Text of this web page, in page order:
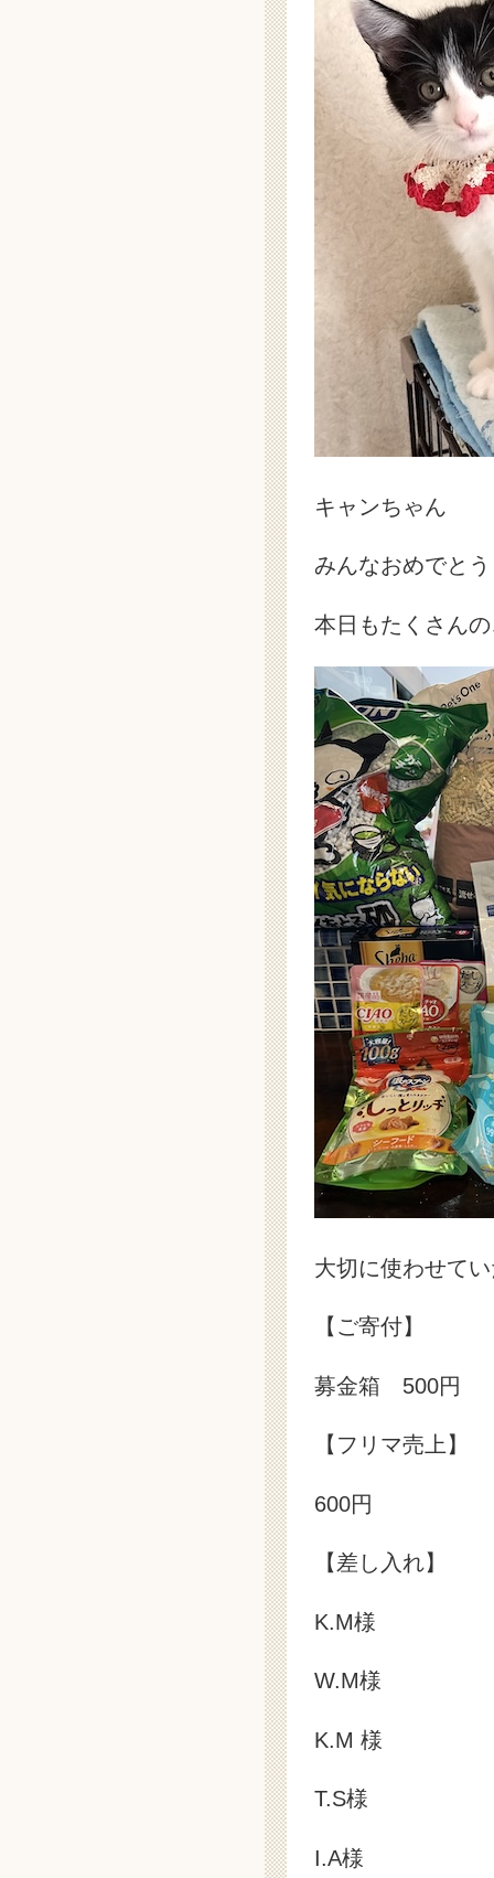
キャンちゃん
みんなおめでと
本日もたくさん
大切に使わせて
【ご寄付】
募金箱 500円
【フリマ売上】
600円
【差し入れ】
K.M様
W.M様
K.M 様
T.S様
I.A様